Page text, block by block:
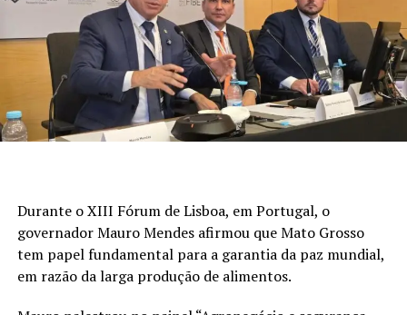
Durante o XIII Fórum de Lisboa, em Portugal, o
governador Mauro Mendes afirmou que Mato Grosso
tem papel fundamental para a garantia da paz mundial,
em razão da larga produção de alimentos.